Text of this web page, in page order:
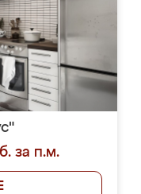
за п.м.